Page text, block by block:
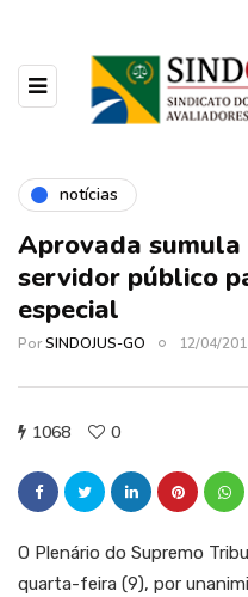
notícias
Aprovada
servidor público
especial
PorSINDOJUS-GO 12/04/
1068 0
O Plenário do Supremo
quarta-feira (9), por